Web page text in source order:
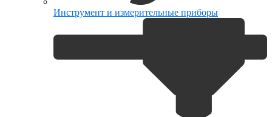
Инструмент и измерительные приборы